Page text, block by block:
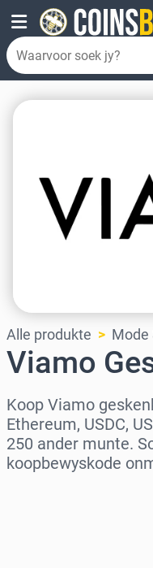
Alle produkte Mode
Viamo
Koop Viamo
Ethereum, USDC,
250 ander munte.
koopbewyskode